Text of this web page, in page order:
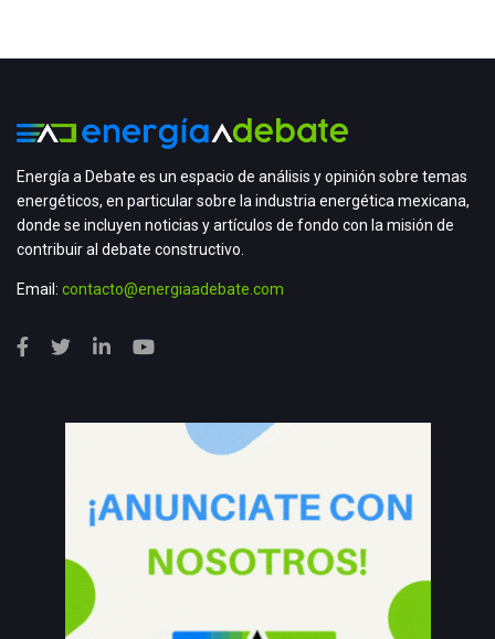
Energía a Debate es un espacio de análisis y opinión sobre temas
energéticos, en particular sobre la industria energética mexicana,
donde se incluyen noticias y artículos de fondo con la misión de
contribuir al debate constructivo.
Email: contacto@energiaadebate.com